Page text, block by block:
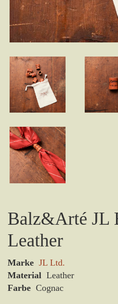
Balz&Arté JL
Leather
Marke JL Ltd.
Material Leather
Farbe Cognac